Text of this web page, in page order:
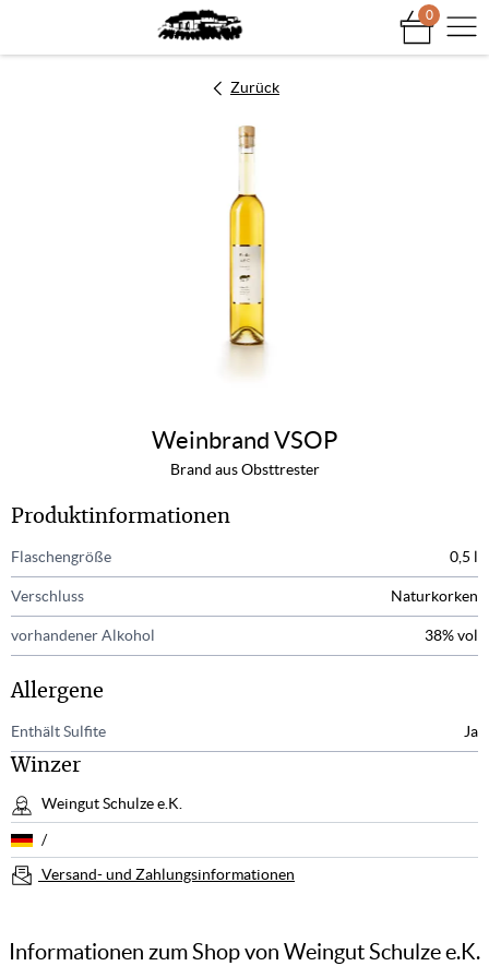
0
Zurück
Weinbrand VSOP
Brand aus Obsttrester
Produktinformationen
Flaschengröße 0,5 l
Verschluss Naturkorken
vorhandener Alkohol 38% vol
Allergene
Enthält Sulfite Ja
Winzer
Weingut Schulze e.K.
/
Versand- und Zahlungsinformationen
Informationen zum Shop von Weingut Schulze e.K.